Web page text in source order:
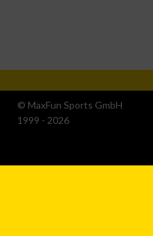
© MaxFun Sports GmbH
1999 - 2026
Erstellung von Profilen zur